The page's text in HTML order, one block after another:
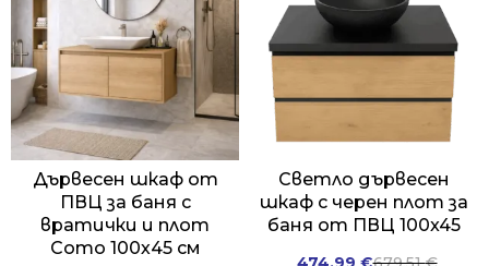
Дървесен шкаф от
ПВЦ за баня с
вратички и плот
Como 100х45 см
Светло дървесен
шкаф с черен плот за
баня от ПВЦ 100x45
Original
Current